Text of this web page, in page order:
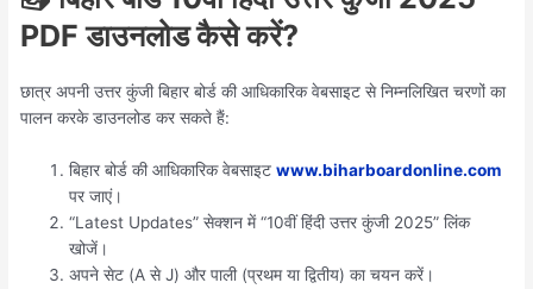
PDF डाउनलोड कैसे करें?
छात्र अपनी उत्तर कुंजी बिहार बोर्ड की आधिकारिक वेबसाइट से निम्नलिखित चरणों का
पालन करके डाउनलोड कर सकते हैं:
बिहार बोर्ड की आधिकारिक वेबसाइटwww.biharboardonline.com
पर जाएं।
“Latest Updates” सेक्शन में “10वीं हिंदी उत्तर कुंजी 2025” लिंक
खोजें।
अपने सेट (A से J) और पाली (प्रथम या द्वितीय) का चयन करें।